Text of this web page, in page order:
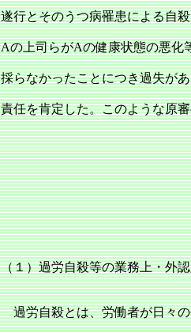
遂行とそのうつ病罹患による自
Aの上司らがAの健康状態の悪化
採らなかったことにつき過失が
責任を肯定した。このような原
（１）過労自殺等の業務上・外
過労自殺とは、労働者が日々の